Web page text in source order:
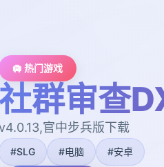
🛄 热门游戏
社群审查
官中步兵版下载
#SLG #电脑 #安卓